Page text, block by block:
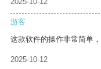
游客
这款软件的操作非常简单
2025-10-12